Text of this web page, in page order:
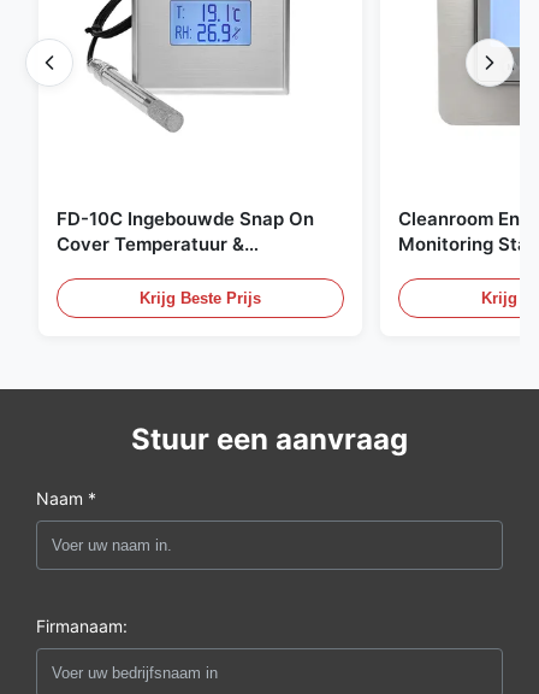
FD-10C Ingebouwde Snap On
Cover Temperatuur &
roestvrijstalen monitor
Krijg Beste Prijs
Cleanroom
Monitoring
20mA/RS485
Fume Detection
Krijg
Stuur een aanvraag
Naam *
Firmanaam: